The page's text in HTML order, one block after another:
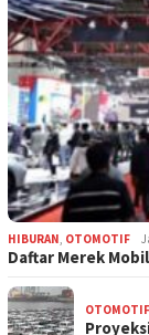
HIBURAN, OTOMOTIF
Daftar Merek
OTOMOTIF